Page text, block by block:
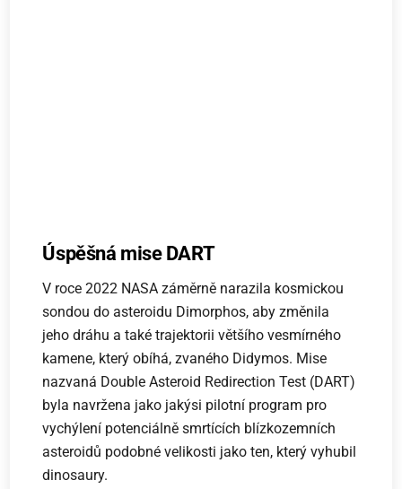
Úspěšná mise DART
V roce 2022 NASA záměrně narazila kosmickou
sondou do asteroidu Dimorphos, aby změnila
jeho dráhu a také trajektorii většího vesmírného
kamene, který obíhá, zvaného Didymos. Mise
nazvaná Double Asteroid Redirection Test (DART)
byla navržena jako jakýsi pilotní program pro
vychýlení potenciálně smrtících blízkozemních
asteroidů podobné velikosti jako ten, který vyhubil
dinosaury.